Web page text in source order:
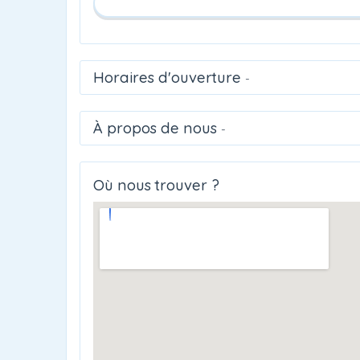
Horaires d'ouverture -
À propos de nous -
Où nous trouver ?